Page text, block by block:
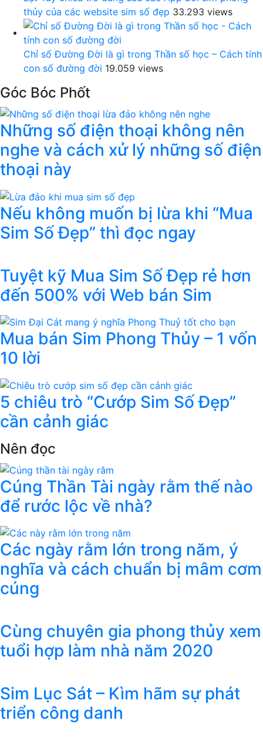
thủy của các website sim số đẹp 33.293 views
Chỉ số Đường Đời là gì trong Thần số học – Cách tính
con số đường đời 19.059 views
Góc Bóc Phốt
Những số điện thoại không nên
nghe và cách xử lý những số điện
thoại này
Nếu không muốn bị lừa khi “Mua
Sim Số Đẹp” thì đọc ngay
Tuyệt kỹ Mua Sim Số Đẹp rẻ hơn
đến 500% với Web bán Sim
Mua bán Sim Phong Thủy – 1 vốn
10 lời
5 chiêu trò “Cướp Sim Số Đẹp”
cần cảnh giác
Nên đọc
Cúng Thần Tài ngày rằm thế nào
để rước lộc về nhà?
Các ngày rằm lớn trong năm, ý
nghĩa và cách chuẩn bị mâm cơm
cúng
Cùng chuyên gia phong thủy xem
tuổi hợp làm nhà năm 2020
Sim Lục Sát – Kìm hãm sự phát
triển công danh